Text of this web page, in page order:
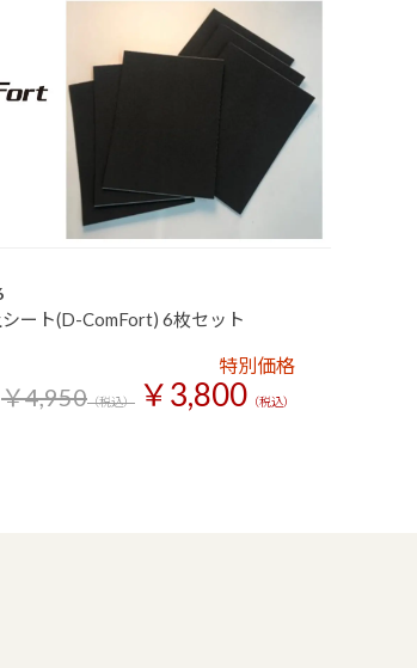
ート(D-ComFort) 6枚セット
特別価格
￥4,950（税込） ￥3,800 （税込）